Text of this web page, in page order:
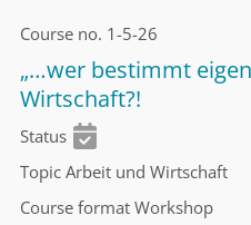
Course no. 1-5-26
„…wer bestimmt
Wirtschaft?!
Status
Topic Arbeit und Wirtschaft
Course format Workshop